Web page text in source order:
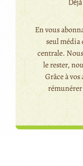
En vous
seul média
centrale.
le rester,
Grâce à
rémunérer